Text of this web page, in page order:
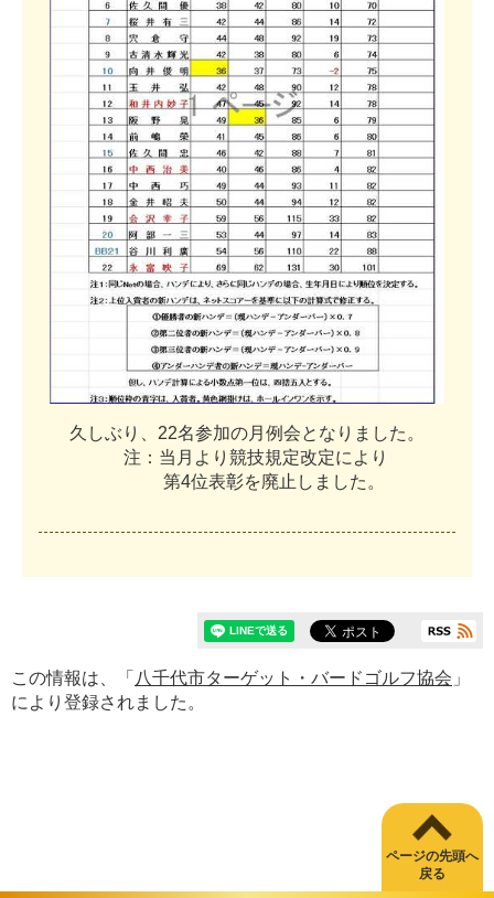
久 しぶ り 22名参加の月 例会と な り ま した 。
注 ： 当 月 よ り 競技規定改定に よ り
第4位表彰を廃止 し ま した 。
この情報は、「 八千代市ターゲット・バードゴルフ協会 」
により登録されました。
ページの先頭へ
戻る